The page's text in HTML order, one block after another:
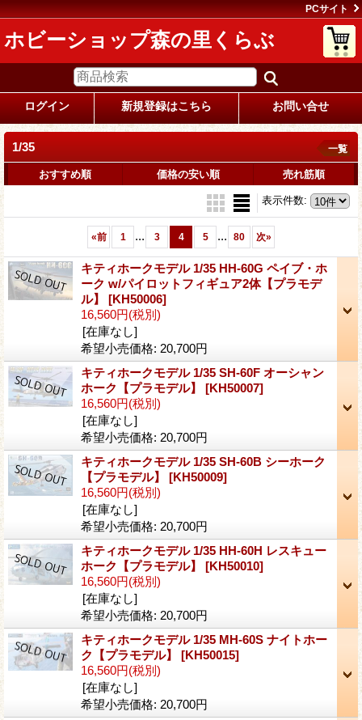
PCサイト
ホビーショップ森の里くらぶ
ログイン 新規登録はこちら お問い合せ
1/35 一覧
おすすめ順 価格の安い順 売れ筋順
表示件数:
«前 1 ... 3 4 5 ... 80 次»
キティホークモデル 1/35 HH-60G ペイブ・ホ
ーク w/パイロットフィギュア2体【プラモデ
ル】 [KH50006]
16,560円(税別)
[在庫なし]
希望小売価格: 20,700円
キティホークモデル 1/35 SH-60F オーシャン
ホーク【プラモデル】 [KH50007]
16,560円(税別)
[在庫なし]
希望小売価格: 20,700円
キティホークモデル 1/35 SH-60B シーホーク
【プラモデル】 [KH50009]
16,560円(税別)
[在庫なし]
希望小売価格: 20,700円
キティホークモデル 1/35 HH-60H レスキュー
ホーク【プラモデル】 [KH50010]
16,560円(税別)
[在庫なし]
希望小売価格: 20,700円
キティホークモデル 1/35 MH-60S ナイトホー
ク【プラモデル】 [KH50015]
16,560円(税別)
[在庫なし]
希望小売価格: 20,700円